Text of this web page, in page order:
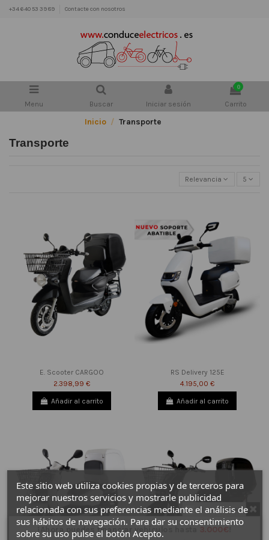
+34 640 53 39 89 Contacte con nosotros
Menu Buscar Iniciar sesión
0
Carrito
Inicio Transporte
Transporte
Relevancia 5
E. Scooter CARGOO
2.398,99 €
Añadir al carrito
RS Delivery 125E
4.195,00 €
Añadir al carrito
Este sitio web utiliza cookies propias y de terceros para
mejorar nuestros servicios y mostrarle publicidad
relacionada con sus preferencias mediante el análisis de
sus hábitos de navegación. Para dar su consentimiento
sobre su uso pulse el botón Acepto.
Do not show again.
¡Ahora puedes financiar vehículos hasta